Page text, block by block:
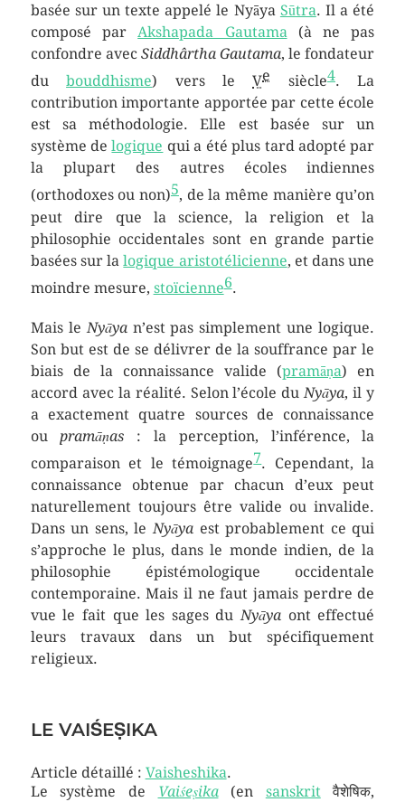
basée sur un texte appelé le Nyāya Sūtra. Il a été
composé parAkshapada Gautama(à ne pas
confondre avec Siddhârtha Gautama, le fondateur
dubouddhisme) vers leVe siècle4. La
contribution importante apportée par cette école
est sa méthodologie. Elle est basée sur un
système delogique qui a été plus tard adopté par
la plupart des autres écoles indiennes
(orthodoxes ou non)5, de la même manière qu’on
peut dire que la science, la religion et la
philosophie occidentales sont en grande partie
basées sur lalogique aristotélicienne, et dans une
moindre mesure, stoïcienne6.
Mais leNyāyan’est pas simplement une logique.
Son but est de se délivrer de la souffrance par le
biais de la connaissance valide (pramāṇa) en
accord avec la réalité. Selon l’école duNyāya, il y
a exactement quatre sources de connaissance
oupramāṇas : la perception, l’inférence, la
comparaison et le témoignage7. Cependant, la
connaissance obtenue par chacun d’eux peut
naturellement toujours être valide ou invalide.
Dans un sens, leNyāya est probablement ce qui
s’approche le plus, dans le monde indien, de la
philosophie épistémologique occidentale
contemporaine. Mais il ne faut jamais perdre de
vue le fait que les sages duNyāya ont effectué
leurs travaux dans un but spécifiquement
religieux.
LE VAIŚEṢIKA
Article détaillé : Vaisheshika.
Le système de Vaiśeṣika(en sanskritवैशेषिक,